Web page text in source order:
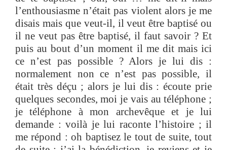
l’enthousiasme n’était pas violent alors je me
disais mais que veut-il, il veut être baptisé ou
il ne veut pas être baptisé, il faut savoir ? Et
puis au bout d’un moment il me dit mais ici
ce n’est pas possible ? Alors je lui dis :
normalement non ce n’est pas possible, il
était très déçu ; alors je lui dis : écoute prie
quelques secondes, moi je vais au téléphone ;
je téléphone à mon archevêque et je lui
demande : voilà je lui raconte l’histoire ; il
me répond : oh baptisez le tout de suite, tout